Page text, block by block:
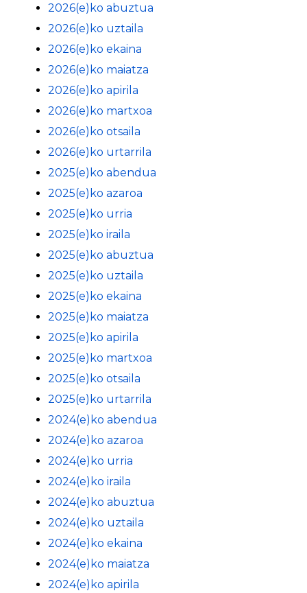
2026(e)ko abuztua
2026(e)ko uztaila
2026(e)ko ekaina
2026(e)ko maiatza
2026(e)ko apirila
2026(e)ko martxoa
2026(e)ko otsaila
2026(e)ko urtarrila
2025(e)ko abendua
2025(e)ko azaroa
2025(e)ko urria
2025(e)ko iraila
2025(e)ko abuztua
2025(e)ko uztaila
2025(e)ko ekaina
2025(e)ko maiatza
2025(e)ko apirila
2025(e)ko martxoa
2025(e)ko otsaila
2025(e)ko urtarrila
2024(e)ko abendua
2024(e)ko azaroa
2024(e)ko urria
2024(e)ko iraila
2024(e)ko abuztua
2024(e)ko uztaila
2024(e)ko ekaina
2024(e)ko maiatza
2024(e)ko apirila